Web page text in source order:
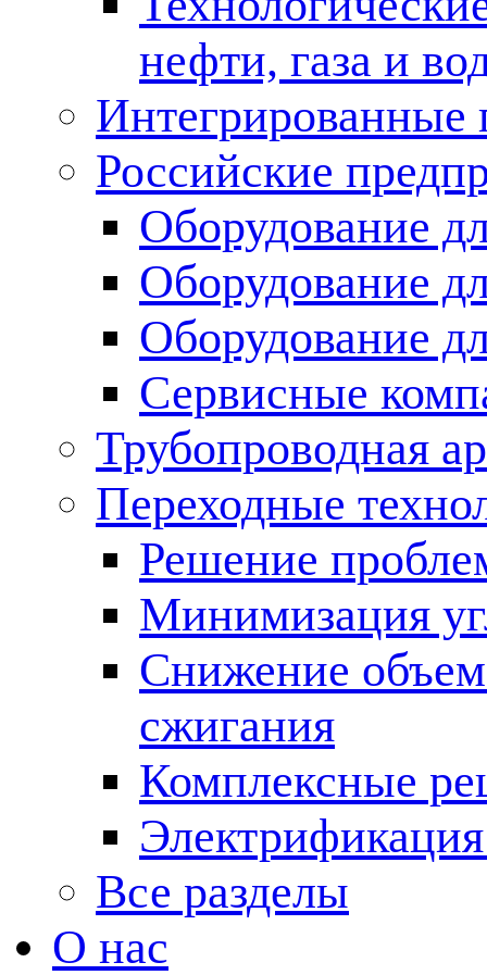
нефти, газа и
Российские
Оборудование
Оборудование
Оборудование
Сервисные
Трубопроводная
Переходные
Решение
Минимизация
Снижение
сжигания
Комплексные
Все разделы
О нас